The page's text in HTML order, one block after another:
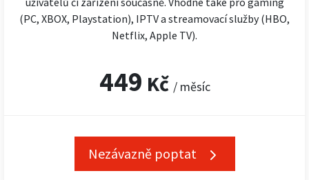
(PC, XBOX, Playstation), IPTV a streamovací služby (HBO,
Netflix, Apple TV).
449 Kč / měsíc
Nezávazně poptat